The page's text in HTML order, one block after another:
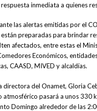
inmediata a quienes
las alertas emitidas por el
preparadas para brindar
afectados, entre estas el
Económicos,
CAASD, MIVED y alcaldías.
directora del Onamet, Gloria
atmosférico pasará a unos 330
Domingo alrededor de las